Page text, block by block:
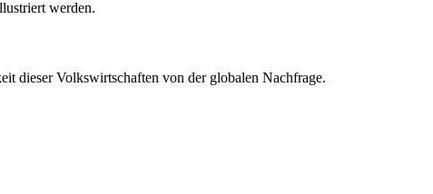
werden.
dieser Volkswirtschaften von der globalen Nachfrage.